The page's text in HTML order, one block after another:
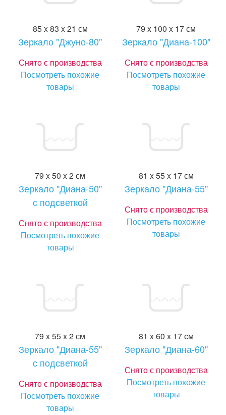
85 x 83 x 21 см
Зеркало "Джуно-80"
Снято с производства
Посмотреть похожие
товары
79 x 100 x 17 см
Зеркало "Диана-100"
Снято с производства
Посмотреть похожие
товары
79 x 50 x 2 см
Зеркало "Диана-50"
с подсветкой
Снято с производства
Посмотреть похожие
товары
81 x 55 x 17 см
Зеркало "Диана-55"
Снято с производства
Посмотреть похожие
товары
79 x 55 x 2 см
Зеркало "Диана-55"
с подсветкой
Снято с производства
Посмотреть похожие
товары
81 x 60 x 17 см
Зеркало "Диана-60"
Снято с производства
Посмотреть похожие
товары